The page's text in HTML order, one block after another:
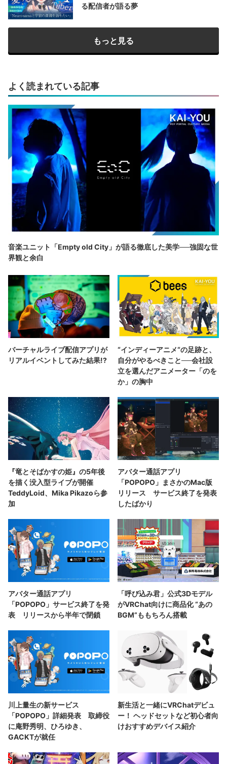
る配信者が語る夢
もっと見る
よく読まれている記事
音楽ユニット「Empty old City」が語る徹底した美学──強固な世
界観と余白
バーチャルライブ配信アプリが
リアルイベントしてみた結果!?
“インディーアニメ“の足跡と、
自分がやるべきこと──会社設
立を選んだアニメーター「のを
か」の胸中
『竜とそばかすの姫』の5年後
を描く没入型ライブが開催
TeddyLoid、Mika Pikazoら参
加
アバター通話アプリ
「POPOPO」まさかのMac版
リリース サービス終了を発表
したばかり
アバター通話アプリ
「POPOPO」サービス終了を発
表 リリースから半年で閉鎖
「呼び込み君」公式3Dモデル
がVRChat向けに商品化 “あの
BGM”ももちろん搭載
川上量生の新サービス
「POPOPO」詳細発表 取締役
に庵野秀明、ひろゆき、
GACKTが就任
新生活と一緒にVRChatデビュ
ー！ ヘッドセットなど初心者向
けおすすめデバイス紹介